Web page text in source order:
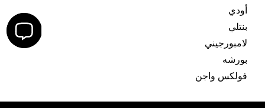
أودي
بنتلي
لامبورجيني
بورشه
فولكس واجن